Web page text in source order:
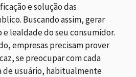
e solução das
Buscando assim, gerar
lealdade do seu consumidor.
empresas precisam prover
se preocupar com cada
de usuário, habitualmente